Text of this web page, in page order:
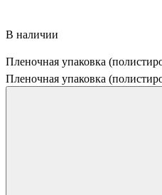
В наличии
Пленочная упаковка
Пленочная упаковка